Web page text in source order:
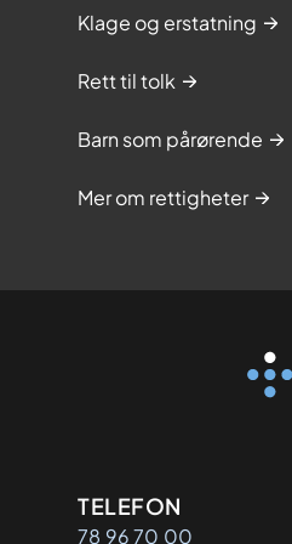
Klage og erstatning
Rett til tolk
Barn som pårørende
Mer om rettigheter
TELEFON
78 96 70 00